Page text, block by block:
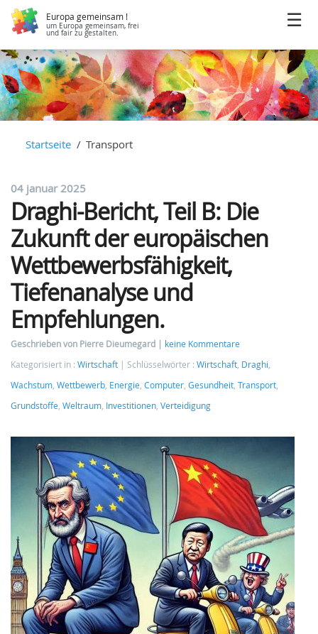
Europa gemeinsam !
um Europa gemeinsam, frei
und fair zu gestalten.
Startseite Transport
04 januar 2025
Draghi-Bericht, Teil B: Die
Zukunft der europäischen
Wettbewerbsfähigkeit,
Tiefenanalyse und
Empfehlungen.
Geschrieben von Pierre Dieumegard
keine Kommentare
Kategorisiert in : Wirtschaft Schlüsselwörter : Wirtschaft Draghi
Wachstum Wettbewerb Energie Computer Gesundheit Transport
Grundstoffe Weltraum Investitionen Verteidigung